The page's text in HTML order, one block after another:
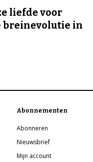
liefde voor
breinevolutie in
Abonnementen
Abonneren
Nieuwsbrief
Mijn account